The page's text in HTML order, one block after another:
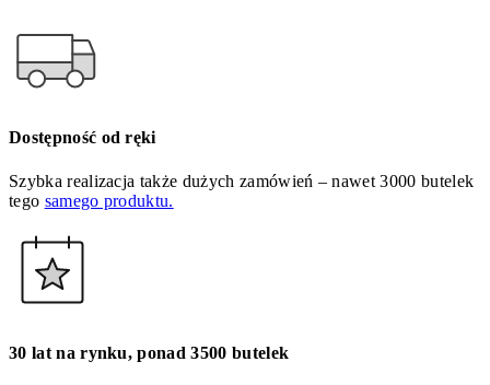
Dostępność od ręki
Szybka realizacja także dużych zamówień – nawet 3000 butelek
tego samego produktu.
30 lat na rynku, ponad 3500 butelek